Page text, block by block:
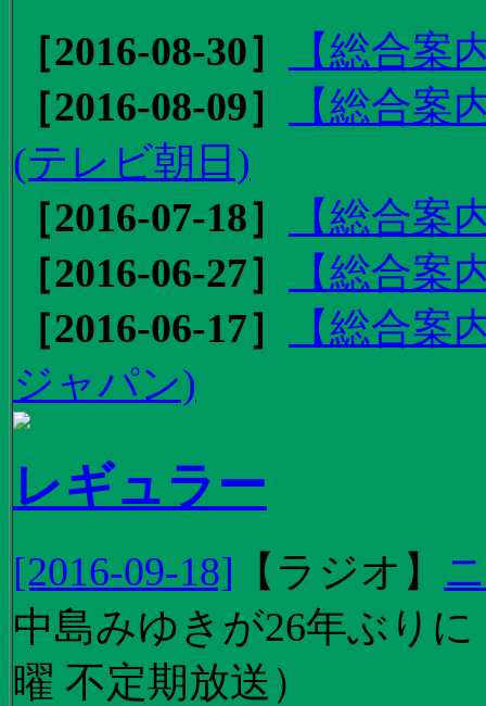
［2016-08-30］
【総合
［2016-08-09］
【総合
(テレビ朝日)
［2016-07-18］
【総合案
［2016-06-27］
【総合案
［2016-06-17］
【総合
ジャパン)
レギュラー
[2016-09-18] 【 ラジオ 】
中島みゆきが26年ぶり
曜 不定期放送）